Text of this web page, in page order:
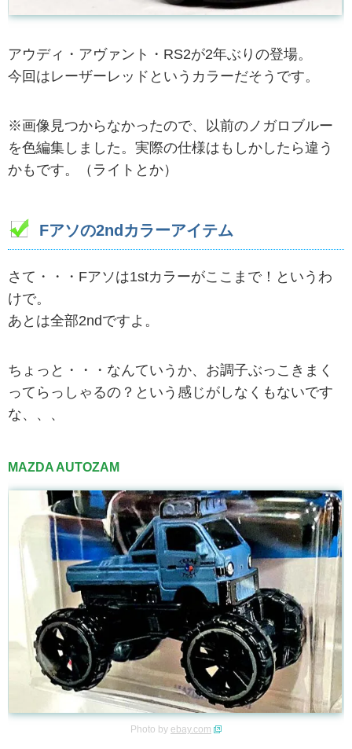
アウディ・アヴァント・RS2が2年ぶりの登場。
今回はレーザーレッドというカラーだそうです。
※画像見つからなかったので、以前のノガロブルー
を色編集しました。実際の仕様はもしかしたら違う
かもです。（ライトとか）
Fアソの2ndカラーアイテム
さて・・・Fアソは1stカラーがここまで！というわ
けで。
あとは全部2ndですよ。
ちょっと・・・なんていうか、お調子ぶっこきまく
ってらっしゃるの？という感じがしなくもないです
な、、、
MAZDA AUTOZAM
Photo by ebay.com